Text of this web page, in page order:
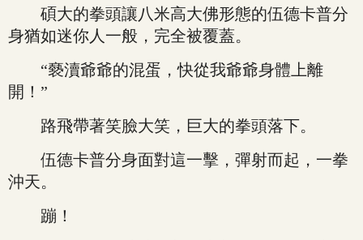
碩大的拳頭讓八米高大佛形態的伍德卡普分
身猶如迷你人一般，完全被覆蓋。
“褻瀆爺爺的混蛋，快從我爺爺身體上離
開！”
路飛帶著笑臉大笑，巨大的拳頭落下。
伍德卡普分身面對這一擊，彈射而起，一拳
沖天。
蹦！